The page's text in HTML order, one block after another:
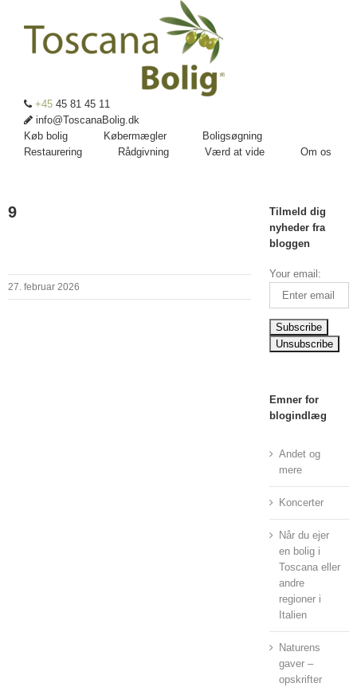
+45 45 81 45 11
info@ToscanaBolig.dk
Køb bolig
Købermægler
Boligsøgning
Restaurering
Rådgivning Værd at vide Om os
9
27. februar 2026
Tilmeld dig
nyheder fra
bloggen
Your email:
Emner for
blogindlæg
Andet og
mere
Koncerter
Når du ejer
en bolig i
Toscana eller
andre
regioner i
Italien
Naturens
gaver –
opskrifter